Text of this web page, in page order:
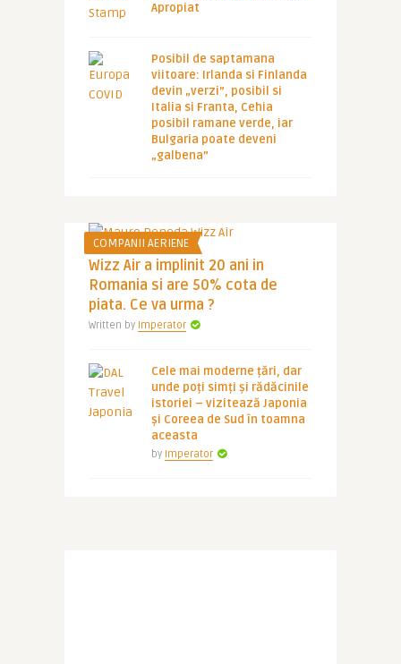
Apropiat
Posibil de saptamana
viitoare: Irlanda si Finlanda
devin „verzi”, posibil si
Italia si Franta, Cehia
posibil ramane verde, iar
Bulgaria poate deveni
„galbena”
COMPANII AERIENE
Wizz Air a implinit 20 ani in
Romania si are 50% cota de
piata. Ce va urma ?
Written by Imperator
Cele mai moderne țări, dar
unde poți simți și rădăcinile
istoriei – vizitează Japonia
și Coreea de Sud în toamna
aceasta
by Imperator